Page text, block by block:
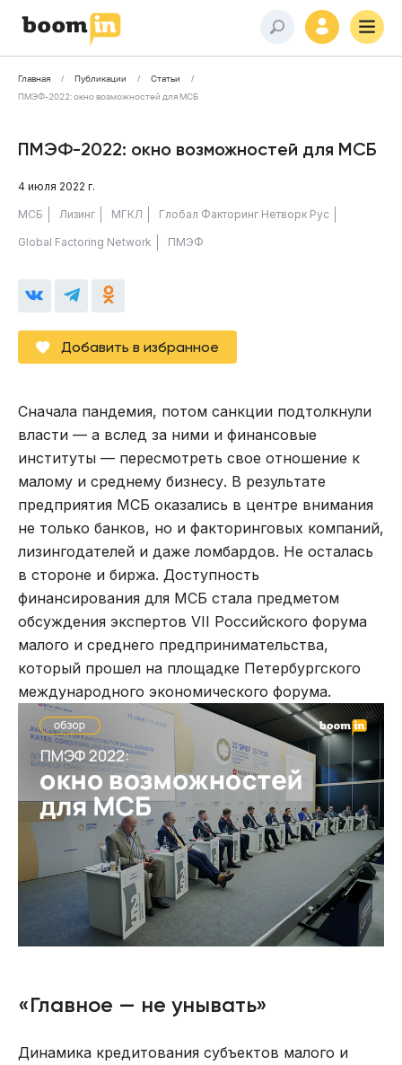
Главная Публикации
Статьи
ПМЭФ-2022: окно возможностей для МСБ
ПМЭФ-2022: окно возможностей для МСБ
4 июля 2022 г.
МСБ Лизинг МГКЛ Глобал Факторинг Нетворк Рус
Global Factoring Network ПМЭФ
Добавить в избранное
Сначала пандемия, потом санкции подтолкнули
власти — а вслед за ними и финансовые
институты — пересмотреть свое отношение к
малому и среднему бизнесу. В результате
предприятия МСБ оказались в центре внимания
не только банков, но и факторинговых компаний,
лизингодателей и даже ломбардов. Не осталась
в стороне и биржа. Доступность
финансирования для МСБ стала предметом
обсуждения экспертов VII Российского форума
малого и среднего предпринимательства,
который прошел на площадке Петербургского
международного экономического форума.
«Главное — не унывать»
Динамика кредитования субъектов малого и